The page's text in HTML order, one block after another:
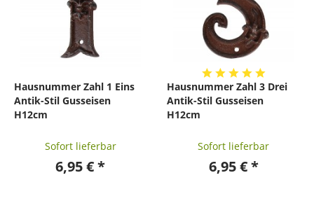
Hausnummer Zahl 1 Eins
Antik-Stil Gusseisen
H12cm
Sofort lieferbar
6,95 € *
Hausnummer Zahl 3 Drei
Antik-Stil Gusseisen
H12cm
Sofort lieferbar
6,95 € *